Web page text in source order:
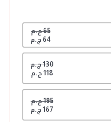
65 ج.م
64 ج.م
130 ج.م
118 ج.م
195 ج.م
167 ج.م